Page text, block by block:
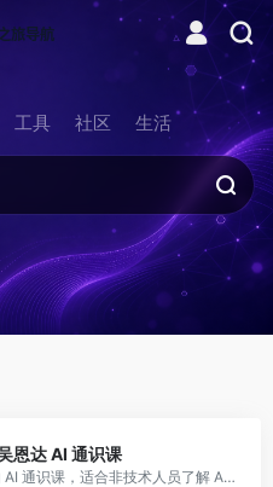
工具 社区 生活
恩达 AI 通识课
吴恩达在 Coursera 上的 AI 通识课，适合非技术人员了解 AI 核心概念、工作流程和商业应用。零基础友好。